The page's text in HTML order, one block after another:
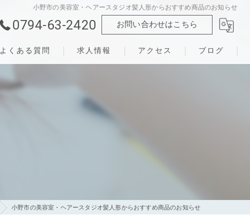
小野市の美容室・ヘアースタジオ髪人形からおすすめ商品のお知らせ
0794-63-2420 お問い合わせはこちら
よくある質問 求人情報 アクセス ブログ
小野市の美容室・ヘアースタジオ髪人形からおすすめ商品のお知らせ